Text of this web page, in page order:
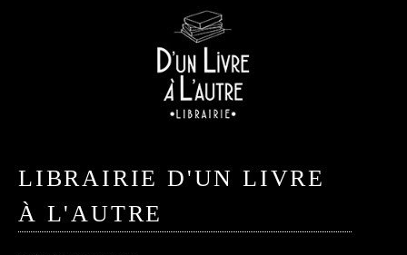
LIBRAIRIE D'UN LIVRE
À L'AUTRE